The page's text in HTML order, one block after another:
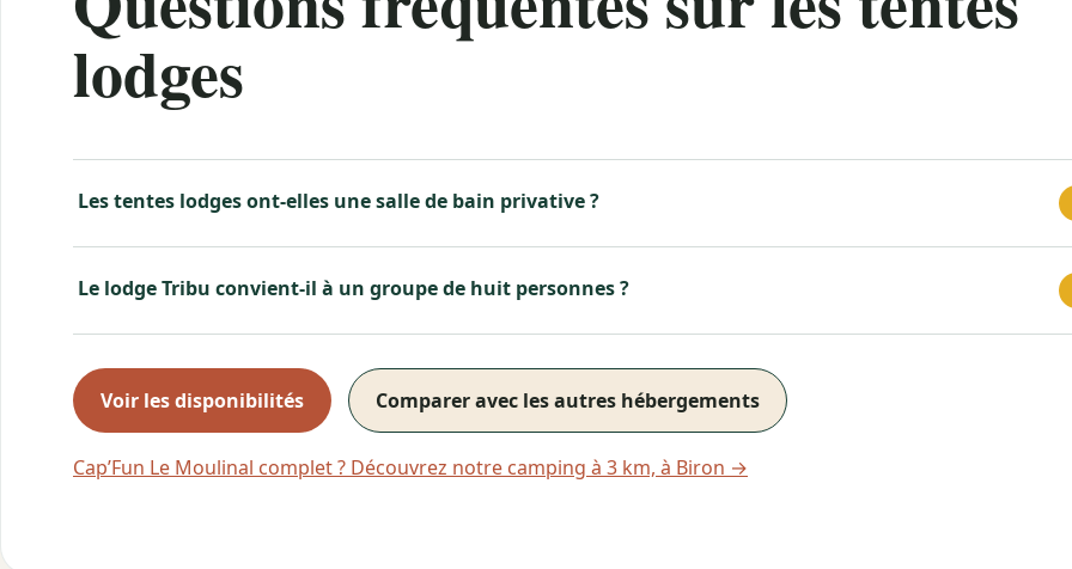
lodges
Les tentes lodges ont-elles une salle de bain privative ?
Le lodge Tribu convient-il à un groupe de huit personnes ?
Voir les disponibilités Comparer avec les autres hébergements
Cap’Fun Le Moulinal complet ? Découvrez notre camping à 3 km, à Biron →